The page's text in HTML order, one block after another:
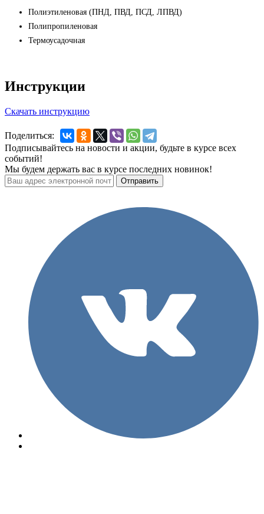
Полиэтиленовая (ПНД, ПВД, ПСД, ЛПВД)
Полипропиленовая
Термоусадочная
Инструкции
Скачать инструкцию
Поделиться:
Подписывайтесь на новости и акции, будьте в курсе всех
событий!
Мы будем держать вас в курсе последних новинок!